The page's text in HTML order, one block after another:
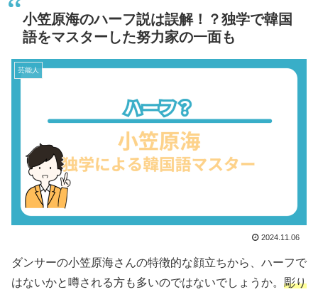
小笠原海のハーフ説は誤解！？独学で韓国
語をマスターした努力家の一面も
芸能人
2024.11.06
ダンサーの小笠原海さんの特徴的な顔立ちから、ハーフで
はないかと噂される方も多いのではないでしょうか。 彫り